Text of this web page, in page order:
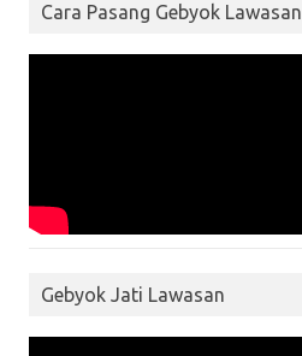
Cara Pasang Gebyok Lawasan
Gebyok Jati Lawasan